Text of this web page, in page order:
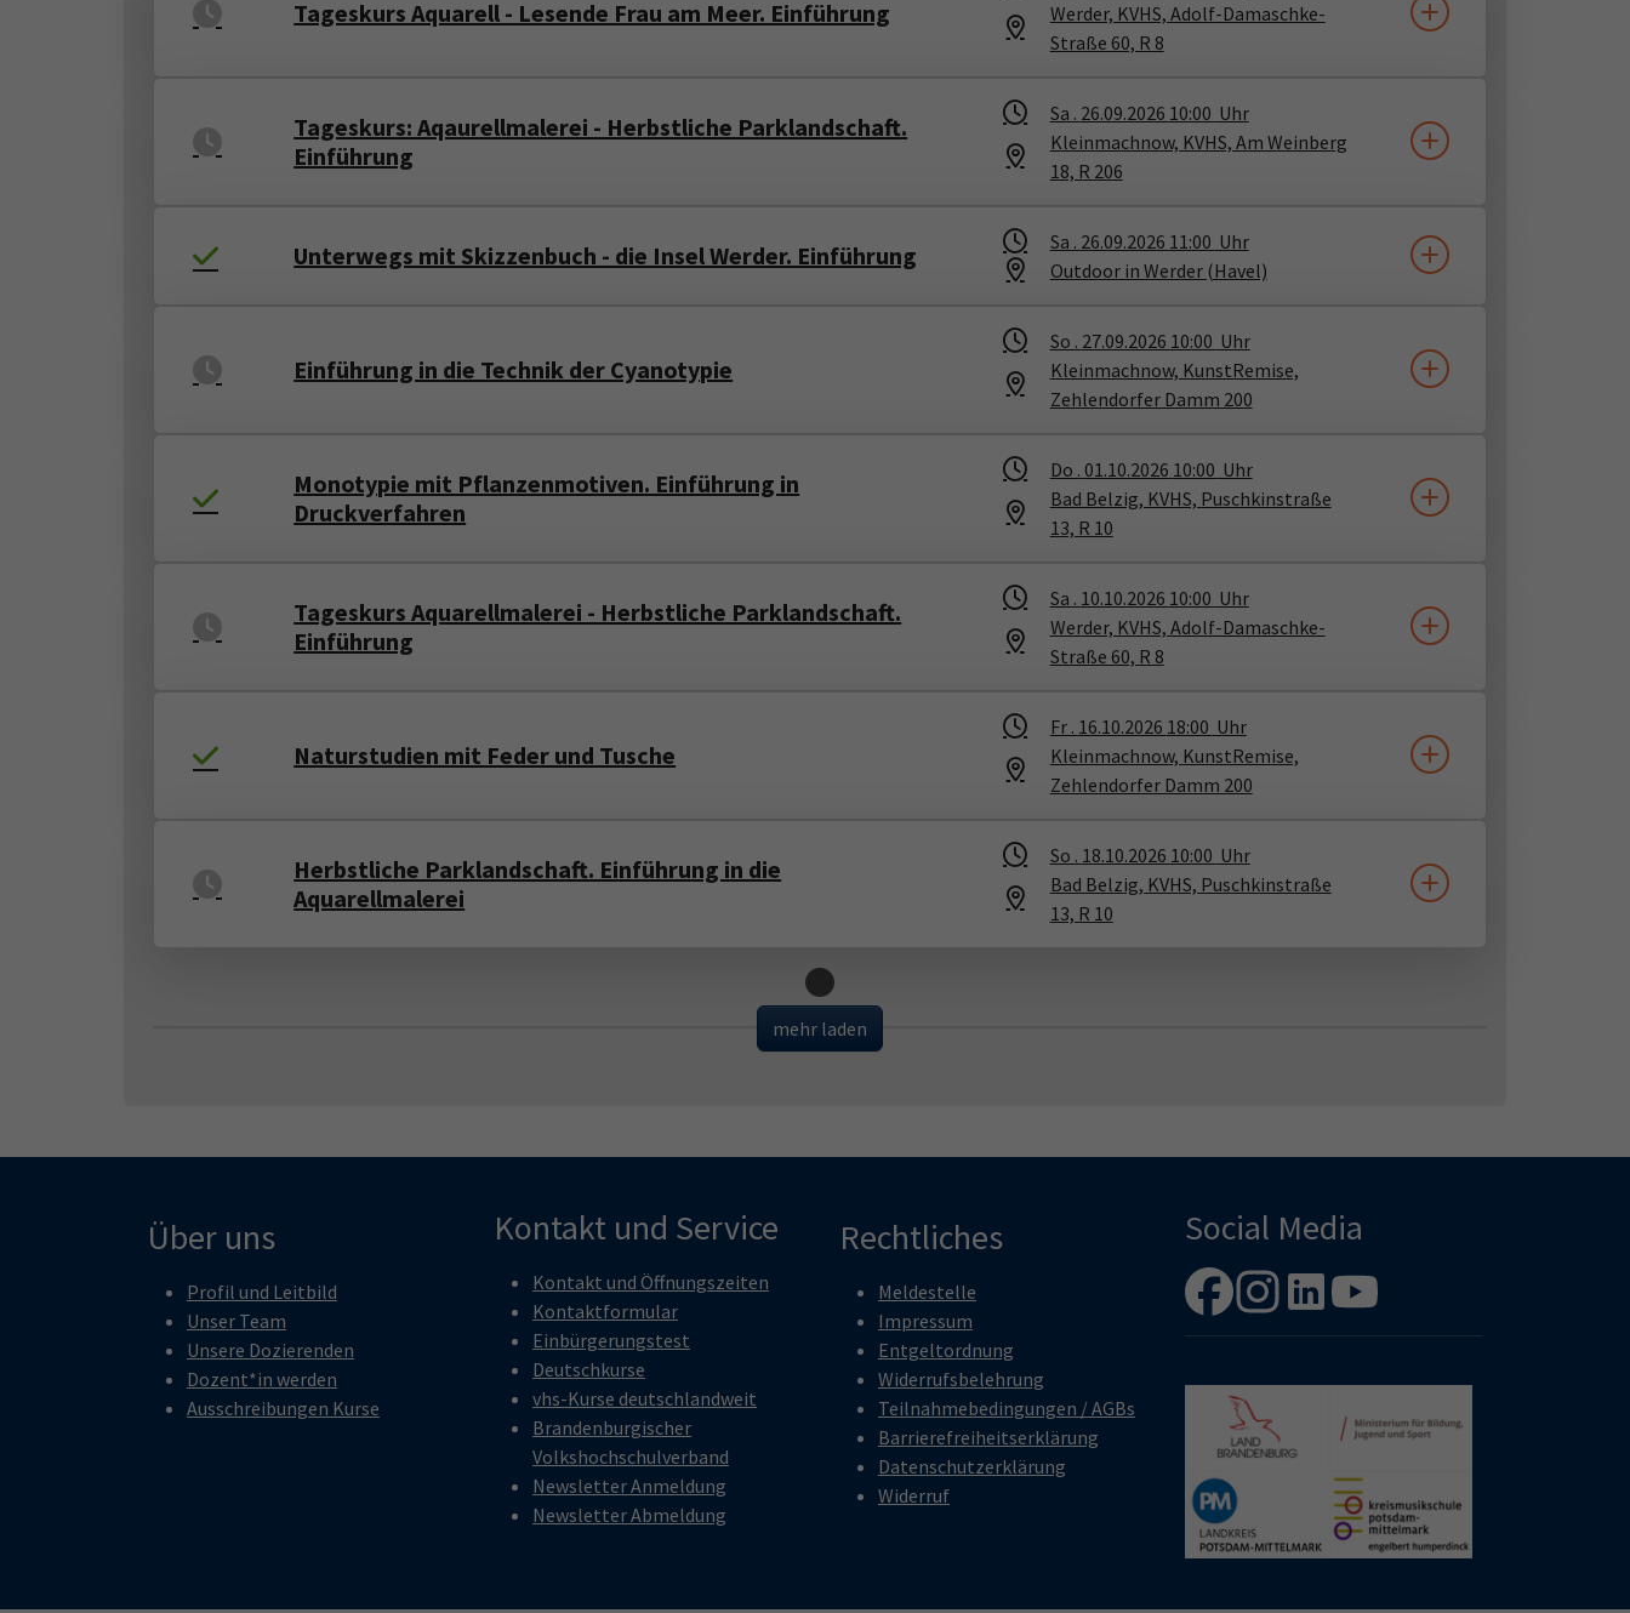
Tageskurs Aquarell - Lesende Frau am Meer. Einführung
Werder, KVHS, Adolf-Damaschke-
Straße 60, R 8
Tageskurs: Aqaurellmalerei - Herbstliche Parklandschaft.
Einführung
Sa . 26.09.2026 10:00 Uhr
Kleinmachnow, KVHS, Am Weinberg
18, R 206
Unterwegs mit Skizzenbuch - die Insel Werder. Einführung Sa . 26.09.2026 11:00 Uhr
Outdoor in Werder (Havel)
Einführung in die Technik der Cyanotypie
So . 27.09.2026 10:00 Uhr
Kleinmachnow, KunstRemise,
Zehlendorfer Damm 200
Monotypie mit Pflanzenmotiven. Einführung in
Druckverfahren
Do . 01.10.2026 10:00 Uhr
Bad Belzig, KVHS, Puschkinstraße
13, R 10
Tageskurs Aquarellmalerei - Herbstliche Parklandschaft.
Einführung
Sa . 10.10.2026 10:00 Uhr
Werder, KVHS, Adolf-Damaschke-
Straße 60, R 8
Naturstudien mit Feder und Tusche
Fr . 16.10.2026 18:00 Uhr
Kleinmachnow, KunstRemise,
Zehlendorfer Damm 200
Herbstliche Parklandschaft. Einführung in die
Aquarellmalerei
So . 18.10.2026 10:00 Uhr
Bad Belzig, KVHS, Puschkinstraße
13, R 10
mehr laden
Über uns
Profil und Leitbild
Unser Team
Unsere Dozierenden
Dozent*in werden
Ausschreibungen Kurse
Kontakt und Service
Kontakt und Öffnungszeiten
Kontaktformular
Einbürgerungstest
Deutschkurse
vhs-Kurse deutschlandweit
Brandenburgischer
Volkshochschulverband
Newsletter Anmeldung
Newsletter Abmeldung
Rechtliches
Meldestelle
Impressum
Entgeltordnung
Widerrufsbelehrung
Teilnahmebedingungen / AGBs
Barrierefreiheitserklärung
Datenschutzerklärung
Widerruf
Social Media